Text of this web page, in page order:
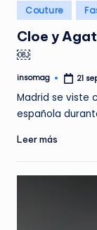
Publicado
en
Couture
Cloe y
￼
Publicado
insomag 21
Madrid se viste
española
Leer más